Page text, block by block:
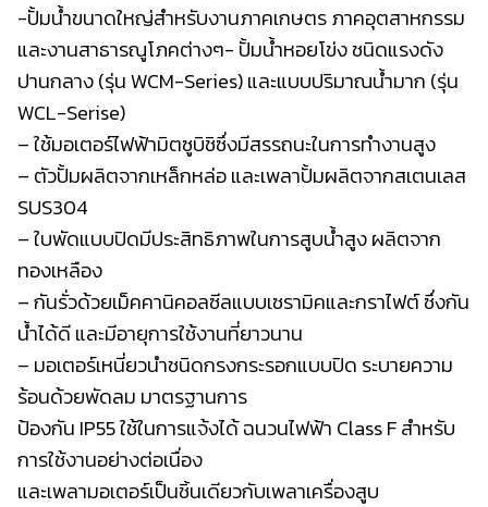
-ปั้มน้ำขนาดใหญ่สำหรับงานภาคเกษตร ภาคอุตสาหกรรม
และงานสาธารณูโภคต่างๆ- ปั้มน้ำหอยโข่ง ชนิดแรงดัง
ปานกลาง (รุ่น WCM-Series) และแบบปริมาณน้ำมาก (รุ่น
WCL-Serise)
– ใช้มอเตอร์ไฟฟ้ามิตซูบิชิซึ่งมีสรรถนะในการทำงานสูง
– ตัวปั้มผลิตจากเหล็กหล่อ และเพลาปั้มผลิตจากสเตนเลส
SUS304
– ใบพัดแบบปิดมีประสิทธิภาพในการสูบน้ำสูง ผลิตจาก
ทองเหลือง
– กันรั่วด้วยเม็คคานิคอลซีลแบบเซรามิคและกราไฟต์ ซึ่งกัน
น้ำได้ดี และมีอายุการใช้งานที่ยาวนาน
– มอเตอร์เหนี่ยวนำชนิดกรงกระรอกแบบปิด ระบายความ
ร้อนด้วยพัดลม มาตรฐานการ
ป้องกัน IP55 ใช้ในการแจ้งได้ ฉนวนไฟฟ้า Class F สำหรับ
การใช้งานอย่างต่อเนื่อง
และเพลามอเตอร์เป็นชิ้นเดียวกับเพลาเครื่องสูบ